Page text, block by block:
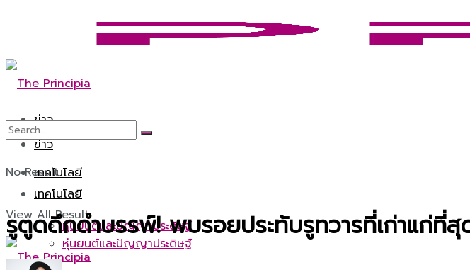
ข่าว
เทคโนโลยี
หุ่นยนต์และปัญญาประดิษฐ์
ข่าว
เทคโนโลยี
หุ่นยนต์และปัญญาประดิษฐ์
No Result
View All Result
รูตูดดึกดำบรรพ์! พบรอยประทับรูทวารที่เก่าแก่ที่